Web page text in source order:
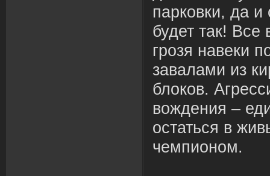
парковки, да и
будет так! Все
грозя навеки
завалами из
блоков.
вождения –
остаться в жив
чемпионом.